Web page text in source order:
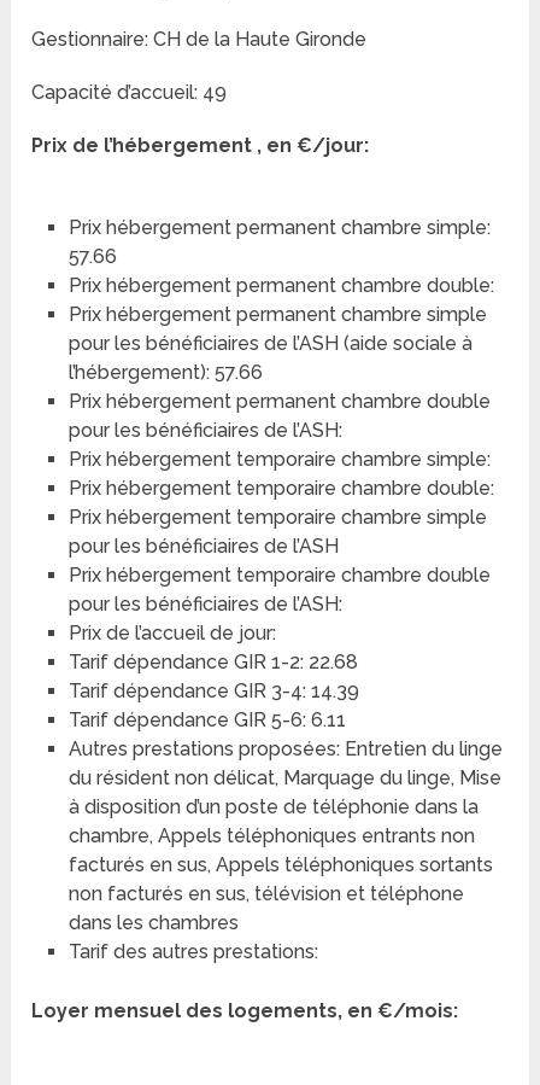
Gestionnaire: CH de la Haute Gironde
Capacité d’accueil: 49
Prix de l’hébergement , en €/jour:
Prix hébergement permanent chambre simple:
57.66
Prix hébergement permanent chambre double:
Prix hébergement permanent chambre simple
pour les bénéficiaires de l’ASH (aide sociale à
l’hébergement): 57.66
Prix hébergement permanent chambre double
pour les bénéficiaires de l’ASH:
Prix hébergement temporaire chambre simple:
Prix hébergement temporaire chambre double:
Prix hébergement temporaire chambre simple
pour les bénéficiaires de l’ASH
Prix hébergement temporaire chambre double
pour les bénéficiaires de l’ASH:
Prix de l’accueil de jour:
Tarif dépendance GIR 1-2: 22.68
Tarif dépendance GIR 3-4: 14.39
Tarif dépendance GIR 5-6: 6.11
Autres prestations proposées: Entretien du linge
du résident non délicat, Marquage du linge, Mise
à disposition d’un poste de téléphonie dans la
chambre, Appels téléphoniques entrants non
facturés en sus, Appels téléphoniques sortants
non facturés en sus, télévision et téléphone
dans les chambres
Tarif des autres prestations:
Loyer mensuel des logements, en €/mois: